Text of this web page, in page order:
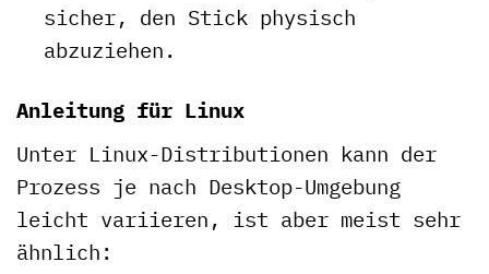
sicher, den Stick physisch
abzuziehen.
Anleitung für Linux
Unter Linux-Distributionen kann der
Prozess je nach Desktop-Umgebung
leicht variieren, ist aber meist sehr
ähnlich: